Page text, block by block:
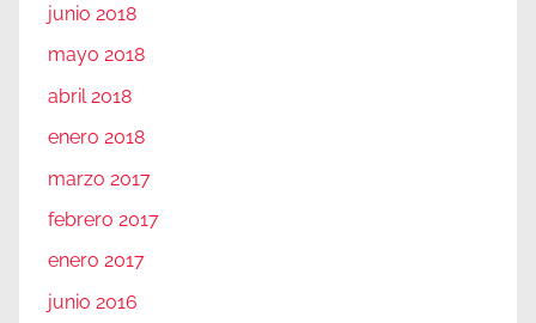
junio 2018
mayo 2018
abril 2018
enero 2018
marzo 2017
febrero 2017
enero 2017
junio 2016